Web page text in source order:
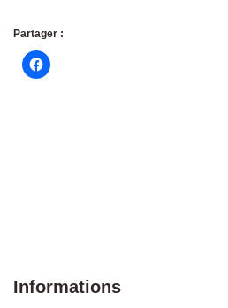
Partager :
Informations